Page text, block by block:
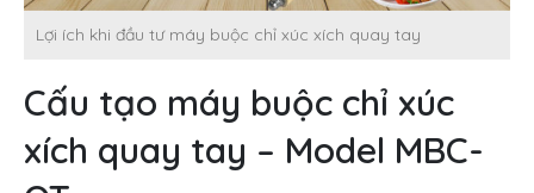
Lợi ích khi đầu tư máy buộc chỉ xúc xích quay tay
Cấu tạo máy buộc chỉ xúc
xích quay tay – Model MBC-